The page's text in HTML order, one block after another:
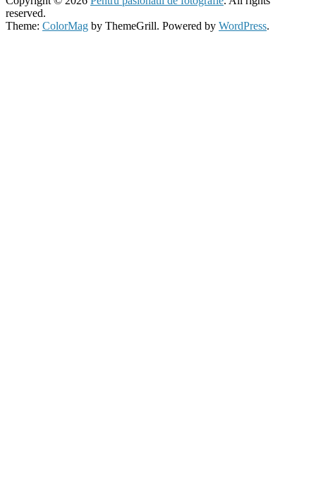
reserved.
Theme: ColorMag by ThemeGrill. Powered by WordPress.